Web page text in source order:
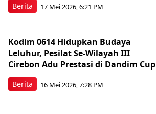
Berita 17 Mei 2026, 6:21 PM
Berita
Kodim 0614 Hidupkan Budaya
Leluhur, Pesilat Se-Wilayah III
Cirebon Adu Prestasi di Dandim Cup
16 Mei 2026, 7:28 PM